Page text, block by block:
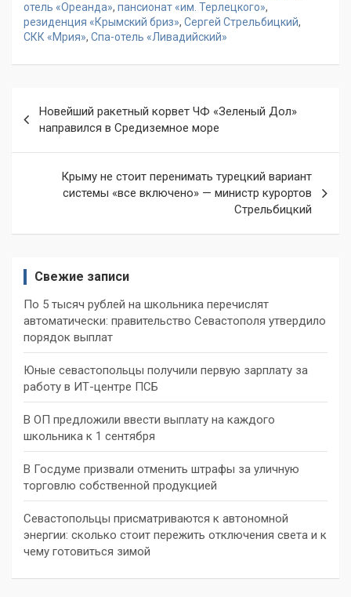
отель «Ореанда», пансионат «им. Терлецкого»,
резиденция «Крымский бриз», Сергей Стрельбицкий,
СКК «Мрия», Спа-отель «Ливадийский»
по
записям
Новейший ракетный корвет ЧФ «Зеленый Дол»
направился в Средиземное море
Крыму не стоит перенимать турецкий вариант
системы «все включено» — министр курортов
Стрельбицкий
Свежие записи
По 5 тысяч рублей на школьника перечислят
автоматически: правительство Севастополя утвердило
порядок выплат
Юные севастопольцы получили первую зарплату за
работу в ИТ-центре ПСБ
В ОП предложили ввести выплату на каждого
школьника к 1 сентября
В Госдуме призвали отменить штрафы за уличную
торговлю собственной продукцией
Севастопольцы присматриваются к автономной
энергии: сколько стоит пережить отключения света и к
чему готовиться зимой